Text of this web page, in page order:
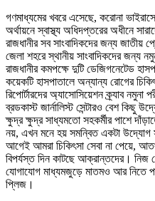
গণমাধ্যমের খবরে এসেছে, করোনা
অর্থায়নে স্বাস্থ্য অধিদপ্তরের অধীনে
রাজধানীর সব সাংবাদিকদের জন্য জাতীয়
জেলা শহরে স্থানীয় সাংবাদিকদের জন্য
রাজধানীর কমপক্ষে দুটি ডেজিগনেটেড
কয়েকটি হাসপাতালে অন্যান্য রোগের
রিপোর্টারদের অ্যাসোসিয়েশন ক্র্যাব
ব্রডকাস্ট জার্নালিস্ট সেন্টারও বেশ কিছু
ক্ষুদ্র ক্ষুদ্র সাধ্যমতো সহকর্মীর পাশে
নয়, এখন মনে হয় সমন্বিত একটা উদ্যোগ
আগেই আমরা চিকিৎসা সেবা না পেয়ে,
বিপর্যস্ত দিন কাটছে আক্রান্তদের। নিজ
যোগাযোগ মাধ্যমজুড়ে মাতমও আর নিতে
প্লিজ।